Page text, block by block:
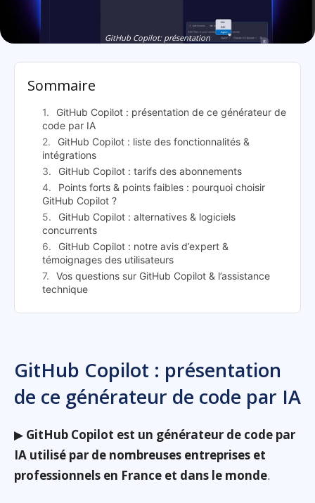
GitHub Copilot: présentation
Sommaire
GitHub Copilot : présentation de ce générateur de
code par IA
GitHub Copilot : liste des fonctionnalités &
intégrations
GitHub Copilot : tarifs des abonnements
Points forts & points faibles : pourquoi choisir
GitHub Copilot ?
GitHub Copilot : alternatives & logiciels
concurrents
GitHub Copilot : notre avis d’expert &
témoignages des utilisateurs
Vos questions sur GitHub Copilot & l’assistance
technique
GitHub Copilot : présentation
de ce générateur de code par IA
▶ GitHub Copilot est un générateur de code par
IA utilisé par de nombreuses entreprises et
professionnels en France et dans le monde.